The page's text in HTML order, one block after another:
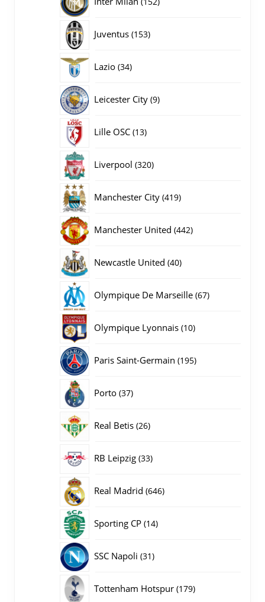
Juventus 153153
Lazio 3434
Leicester City 99
Lille OSC 1313
Liverpool 320320
Manchester City 419419
Manchester United 442442
Newcastle United 4040
Olympique De Marseille 6767
Olympique Lyonnais 1010
Paris Saint-Germain 195195
Porto 3737
Real Betis 2626
RB Leipzig 3333
Real Madrid 646646
Sporting CP 1414
SSC Napoli 3131
Tottenham Hotspur 179179